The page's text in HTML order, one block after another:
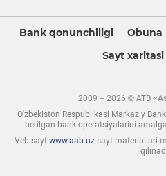
Bank qonunchiligi Obuna
Sayt xaritasi
2009 – 2026 © ATB
O'zbekiston Respublikasi Markaziy
berilgan bank operatsiyalarini
Veb-sayt www.aab.uz sayt materiallari